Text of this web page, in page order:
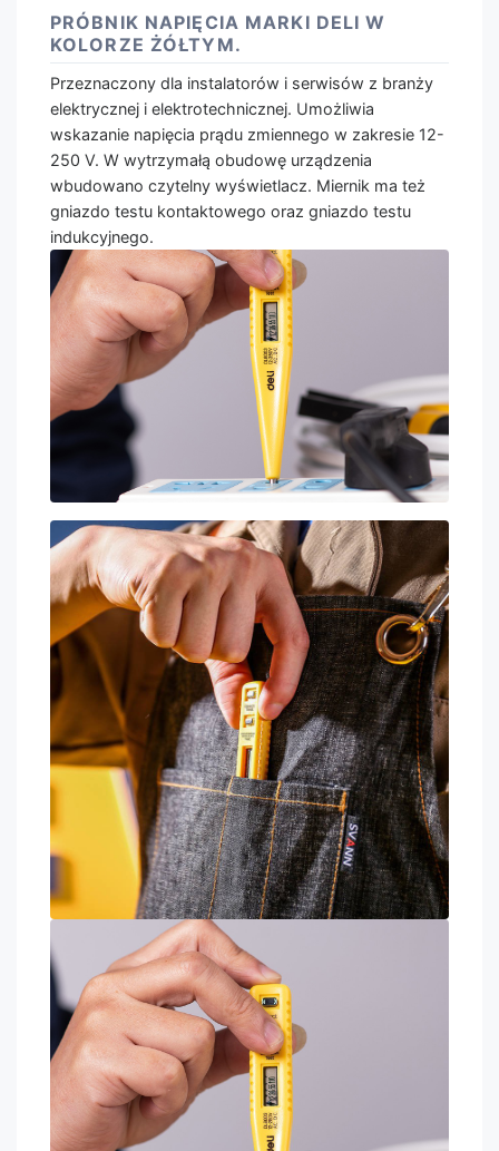
PRÓBNIK NAPIĘCIA MARKI DELI W
KOLORZE ŻÓŁTYM.
Przeznaczony dla instalatorów i serwisów z branży
elektrycznej i elektrotechnicznej. Umożliwia
wskazanie napięcia prądu zmiennego w zakresie 12-
250 V. W wytrzymałą obudowę urządzenia
wbudowano czytelny wyświetlacz. Miernik ma też
gniazdo testu kontaktowego oraz gniazdo testu
indukcyjnego.